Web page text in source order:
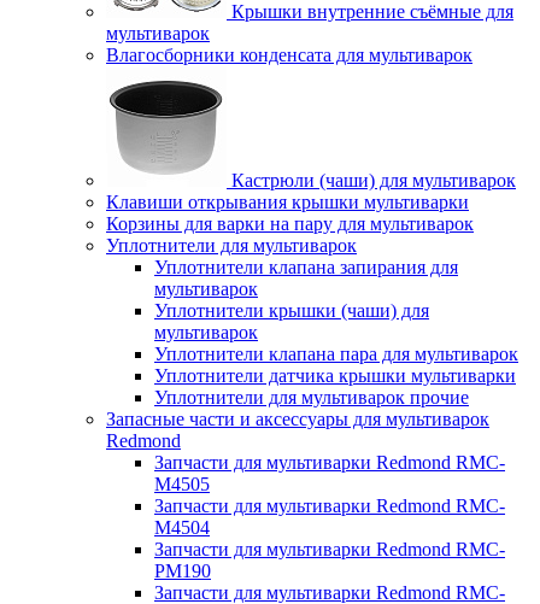
Крышки внутренние съёмные для
мультиварок
Влагосборники конденсата для мультиварок
Кастрюли (чаши) для мультиварок
Клавиши открывания крышки мультиварки
Корзины для варки на пару для мультиварок
Уплотнители для мультиварок
Уплотнители клапана запирания для
мультиварок
Уплотнители крышки (чаши) для
мультиварок
Уплотнители клапана пара для мультиварок
Уплотнители датчика крышки мультиварки
Уплотнители для мультиварок прочие
Запасные части и аксессуары для мультиварок
Redmond
Запчасти для мультиварки Redmond RMC-
M4505
Запчасти для мультиварки Redmond RMC-
M4504
Запчасти для мультиварки Redmond RMC-
PM190
Запчасти для мультиварки Redmond RMC-